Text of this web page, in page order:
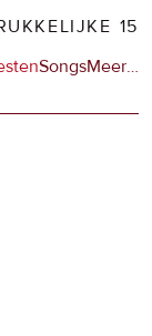
15
SongsMeerop
…